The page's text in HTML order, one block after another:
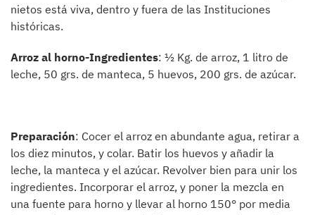
nietos está viva, dentro y fuera de las Instituciones
históricas.
Arroz al horno-Ingredientes: ½ Kg. de arroz, 1 litro de
leche, 50 grs. de manteca, 5 huevos, 200 grs. de azúcar.
Preparación: Cocer el arroz en abundante agua, retirar a
los diez minutos, y colar. Batir los huevos y añadir la
leche, la manteca y el azúcar. Revolver bien para unir los
ingredientes. Incorporar el arroz, y poner la mezcla en
una fuente para horno y llevar al horno 150° por media